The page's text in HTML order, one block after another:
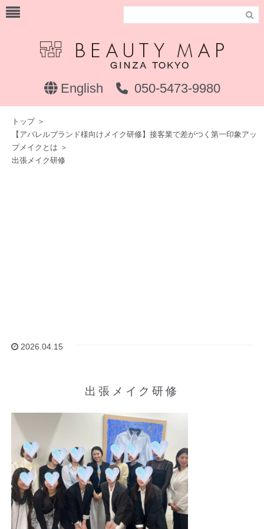

English 050-5473-9980
トップ＞
【アパレルブランド様向けメイク研修】接客業で差がつく第一印象アッ
プメイクとは ＞
出張メイク研修
2026.04.15
出張メイク研修